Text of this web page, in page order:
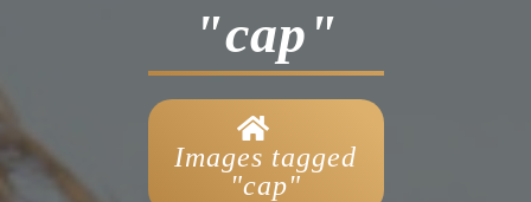
"cap"
Images tagged
"cap"